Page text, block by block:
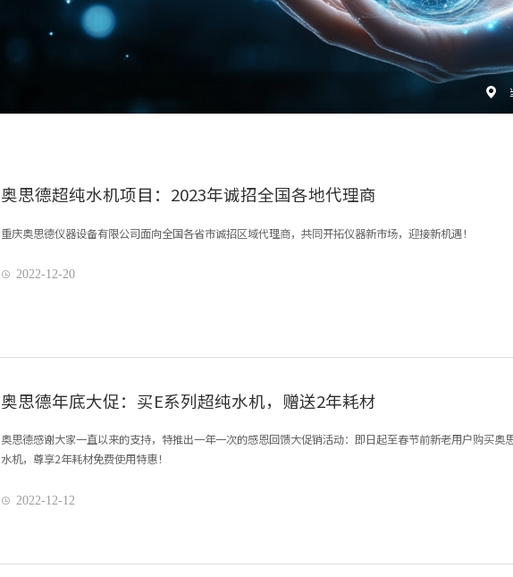

奥思德超纯水机项目：2023年诚招全国各地代理商
重庆奥思德仪器设备有限公司面向全国各省市诚招区域代理商，共同开拓仪器新市场，迎接新机遇！
 2022-12-20
奥思德年底大促：买E系列超纯水机，赠送2年耗材
奥思德感谢大家一直以来的支持，特推出一年一次的感恩回馈大促销活动：即日起至春节前新老用户购买奥
水机，尊享2年耗材免费使用特惠！
 2022-12-12